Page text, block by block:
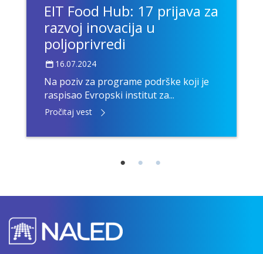
EIT Food Hub: 17 prijava za
razvoj inovacija u
poljoprivredi
16.07.2024
Na poziv za programe podrške koji je
raspisao Evropski institut za...
Pročitaj vest